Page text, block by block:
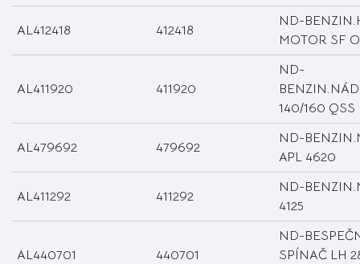
AL412418 412418
ND-
MOTOR SF
AL411920 411920
ND-
140/160 QSS
AL479692 479692
ND-
APL 4620
AL411292 411292
ND-
4125
AL440701 440701
ND-
SPÍNAČ LH